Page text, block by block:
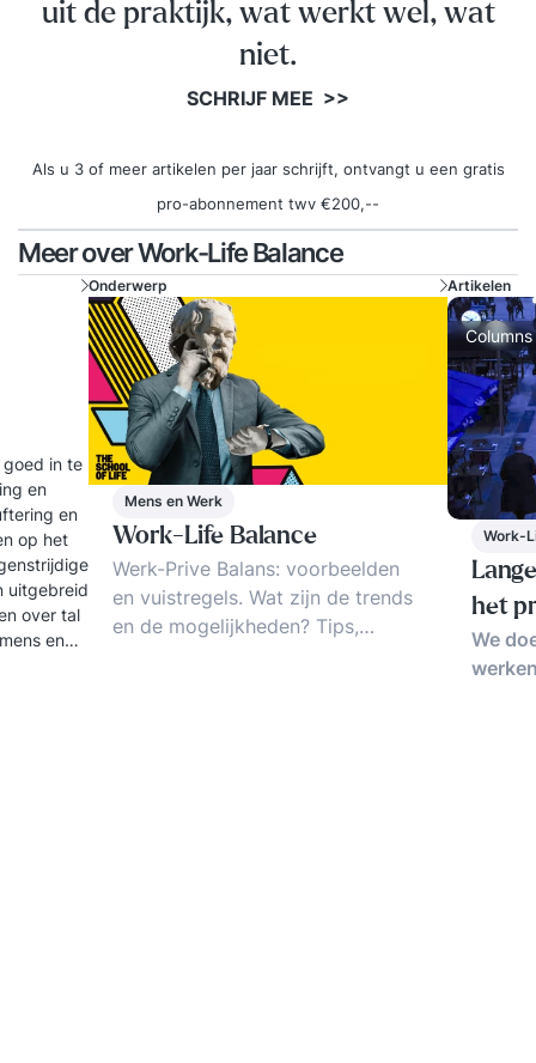
uit de praktijk, wat werkt wel, wat
niet.
SCHRIJF MEE >>
Als u 3 of meer artikelen per jaar schrijft, ontvangt u een gratis
pro-abonnement twv €200,--
Meer over Work-Life Balance
goed in te
en
en
op het
uitgebreid
over tal
en
Onderwerp
Mens en Werk
Work-Life Balance
Werk-Prive Balans: voorbeelden
en vuistregels. Wat zijn de trends
en de mogelijkheden? Tips,
Artikelen
Columns
Work-
het
We